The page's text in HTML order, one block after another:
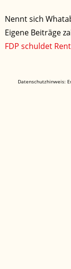
Nennt sich
Eigene Beiträge
FDP schuldet
Datenschutzhinweis: